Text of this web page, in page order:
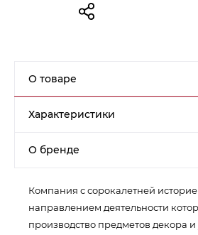
О товаре
Характеристики
О бренде
Компания с сорокалетней
направлением деятельности
производство предметов декора